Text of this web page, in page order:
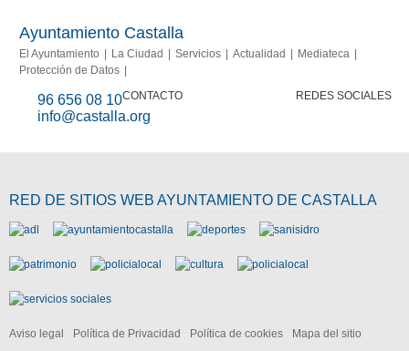
Ayuntamiento Castalla
El Ayuntamiento La Ciudad Servicios Actualidad
Mediateca
Protección de Datos
CONTACTO
96 656 08 10
info@castalla.org
REDES SOCIALES
RED DE SITIOS WEB AYUNTAMIENTO DE CASTALLA
Aviso legal Política de Privacidad Política de cookies Mapa del sitio